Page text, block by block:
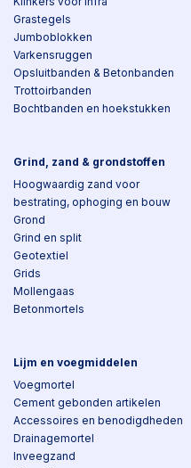
Grastegels
Jumboblokken
Varkensruggen
Opsluitbanden & Betonbanden
Trottoirbanden
Bochtbanden en hoekstukken
Grind, zand & grondstoffen
Hoogwaardig zand voor
bestrating, ophoging en bouw
Grond
Grind en split
Geotextiel
Grids
Mollengaas
Betonmortels
Lijm en voegmiddelen
Voegmortel
Cement gebonden artikelen
Accessoires en benodigdheden
Drainagemortel
Inveegzand